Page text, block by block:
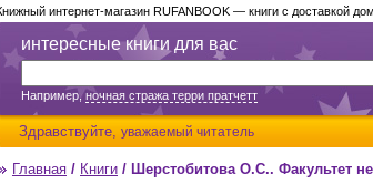
интересные книги для вас
Например,ночная стража терри пратчетт
Здравствуйте, уважаемый читатель
интернет-магазин RUFANBOOK — книги с доставкой
Главная / Книги / Шерстобитова О.С.. Факультет